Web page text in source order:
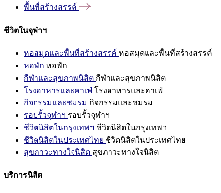
พื้นที่สร้างสรรค์
ชีวิตในจุฬาฯ
หอสมุดและพื้นที่สร้างสรรค์ หอสมุดและพื้นที่สร้างสรรค์
หอพัก หอพัก
กีฬาและสุขภาพนิสิต กีฬาและสุขภาพนิสิต
โรงอาหารและคาเฟ่ โรงอาหารและคาเฟ่
กิจกรรมและชมรม กิจกรรมและชมรม
รอบรั้วจุฬาฯ รอบรั้วจุฬาฯ
ชีวิตนิสิตในกรุงเทพฯ ชีวิตนิสิตในกรุงเทพฯ
ชีวิตนิสิตในประเทศไทย ชีวิตนิสิตในประเทศไทย
สุขภาวะทางใจนิสิต สุขภาวะทางใจนิสิต
บริการนิสิต